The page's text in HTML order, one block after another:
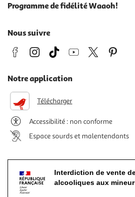
Programme de fidélité Waaoh!
Nous suivre
Notre application
Télécharger
Accessibilité : non conforme
Espace sourds et malentendants
Interdiction de vente
alcooliques aux